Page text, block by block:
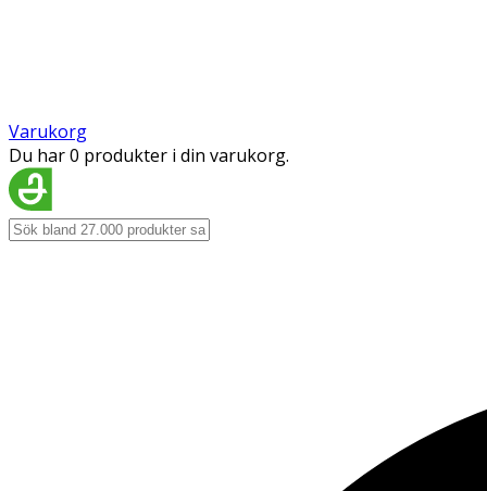
Varukorg
Du har 0 produkter i din varukorg.